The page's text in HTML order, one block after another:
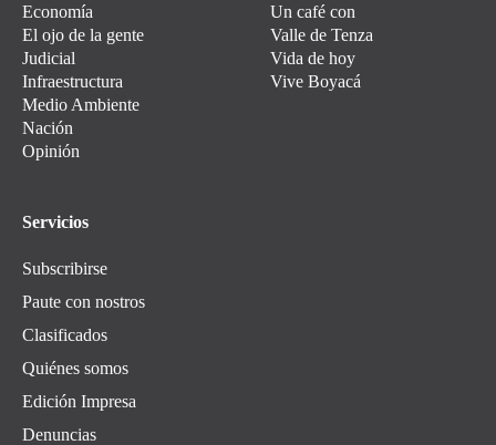
Economía
El ojo de la gente
Judicial
Infraestructura
Medio Ambiente
Nación
Opinión
Un café con
Valle de Tenza
Vida de hoy
Vive Boyacá
Servicios
Subscribirse
Paute con nostros
Clasificados
Quiénes somos
Edición Impresa
Denuncias